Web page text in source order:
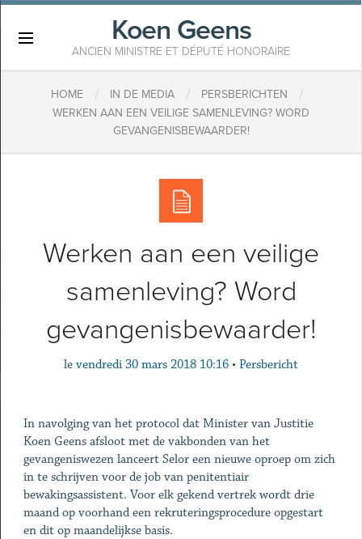
Koen Geens
ANCIEN MINISTRE ET DÉPUTÉ HONORAIRE
HOME / IN DE MEDIA / PERSBERICHTEN /
​WERKEN AAN EEN VEILIGE SAMENLEVING? WORD
GEVANGENISBEWAARDER!
​Werken aan een veilige
samenleving? Word
gevangenisbewaarder!
le vendredi 30 mars 2018 10:16 • Persbericht
In navolging van het protocol dat Minister van Justitie
Koen Geens afsloot met de vakbonden van het
gevangeniswezen lanceert Selor een nieuwe oproep om zich
in te schrijven voor de job van penitentiair
bewakingsassistent. Voor elk gekend vertrek wordt drie
maand op voorhand een rekruteringsprocedure opgestart
en dit op maandelijkse basis.